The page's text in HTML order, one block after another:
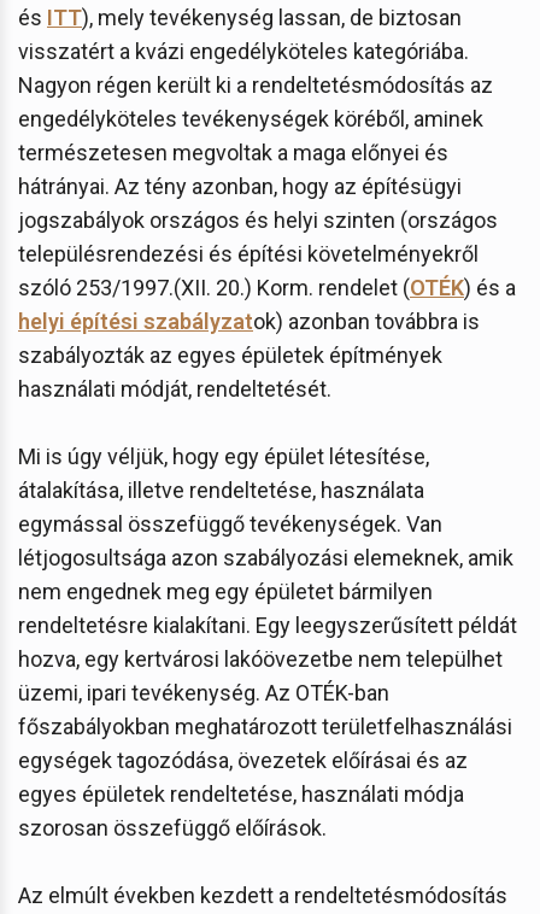
és ITT), mely tevékenység lassan, de biztosan
visszatért a kvázi engedélyköteles kategóriába.
Nagyon régen került ki a rendeltetésmódosítás az
engedélyköteles tevékenységek köréből, aminek
természetesen megvoltak a maga előnyei és
hátrányai. Az tény azonban, hogy az építésügyi
jogszabályok országos és helyi szinten (országos
településrendezési és építési követelményekről
szóló 253/1997.(XII. 20.) Korm. rendelet (OTÉK) és a
helyi építési szabályzatok) azonban továbbra is
szabályozták az egyes épületek építmények
használati módját, rendeltetését.
Mi is úgy véljük, hogy egy épület létesítése,
átalakítása, illetve rendeltetése, használata
egymással összefüggő tevékenységek. Van
létjogosultsága azon szabályozási elemeknek, amik
nem engednek meg egy épületet bármilyen
rendeltetésre kialakítani. Egy leegyszerűsített példát
hozva, egy kertvárosi lakóövezetbe nem települhet
üzemi, ipari tevékenység. Az OTÉK-ban
főszabályokban meghatározott területfelhasználási
egységek tagozódása, övezetek előírásai és az
egyes épületek rendeltetése, használati módja
szorosan összefüggő előírások.
Az elmúlt években kezdett a rendeltetésmódosítás